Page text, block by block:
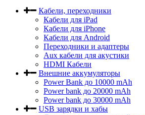
Кабели, переходники
Кабели для iPad
Кабели для iPhone
Кабели для Android
Переходники и адаптеры
Aux кабели для акустики
HDMI Кабели
Внешние аккумуляторы
Power Bank до 10000 mAh
Power bank до 20000 mAh
Power bank до 30000 mAh
USB зарядки и хабы